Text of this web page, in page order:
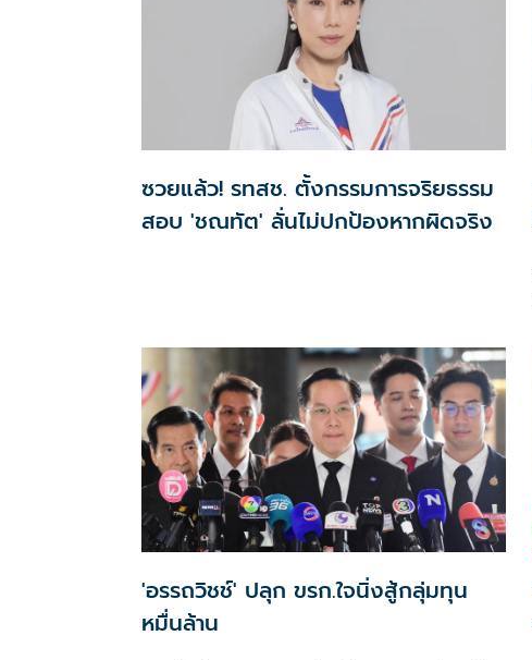
ซวยแล้ว! รทสช. ตั้งกรรมการจริยธรรม
สอบ 'ชณทัต' ลั่นไม่ปกป้องหากผิดจริง
'อรรถวิชช์' ปลุก ขรก.ใจนิ่งสู้กลุ่มทุน
หมื่นล้าน